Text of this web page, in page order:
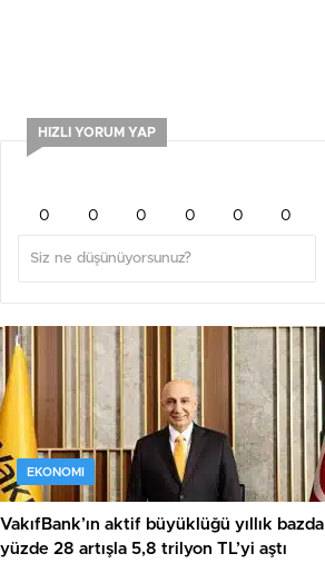
HIZLI YORUM YAP
0 0 0 0 0 0
EKONOMI
VakıfBank’ın aktif büyüklüğü yıllık bazda
yüzde 28 artışla 5,8 trilyon TL’yi aştı